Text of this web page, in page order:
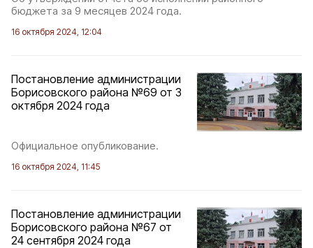
бюджета за 9 месяцев 2024 года.
16 октября 2024, 12:04
Постановление администрации
Борисовского района №69 от 3
октября 2024 года
Официальное опубликование.
16 октября 2024, 11:45
Постановление администрации
Борисовского района №67 от
24 сентября 2024 года